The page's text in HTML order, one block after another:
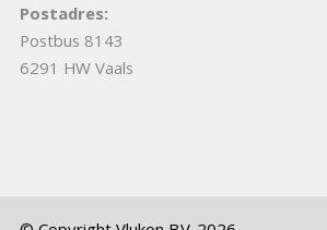
Postadres:
Postbus 8143
6291 HW Vaals